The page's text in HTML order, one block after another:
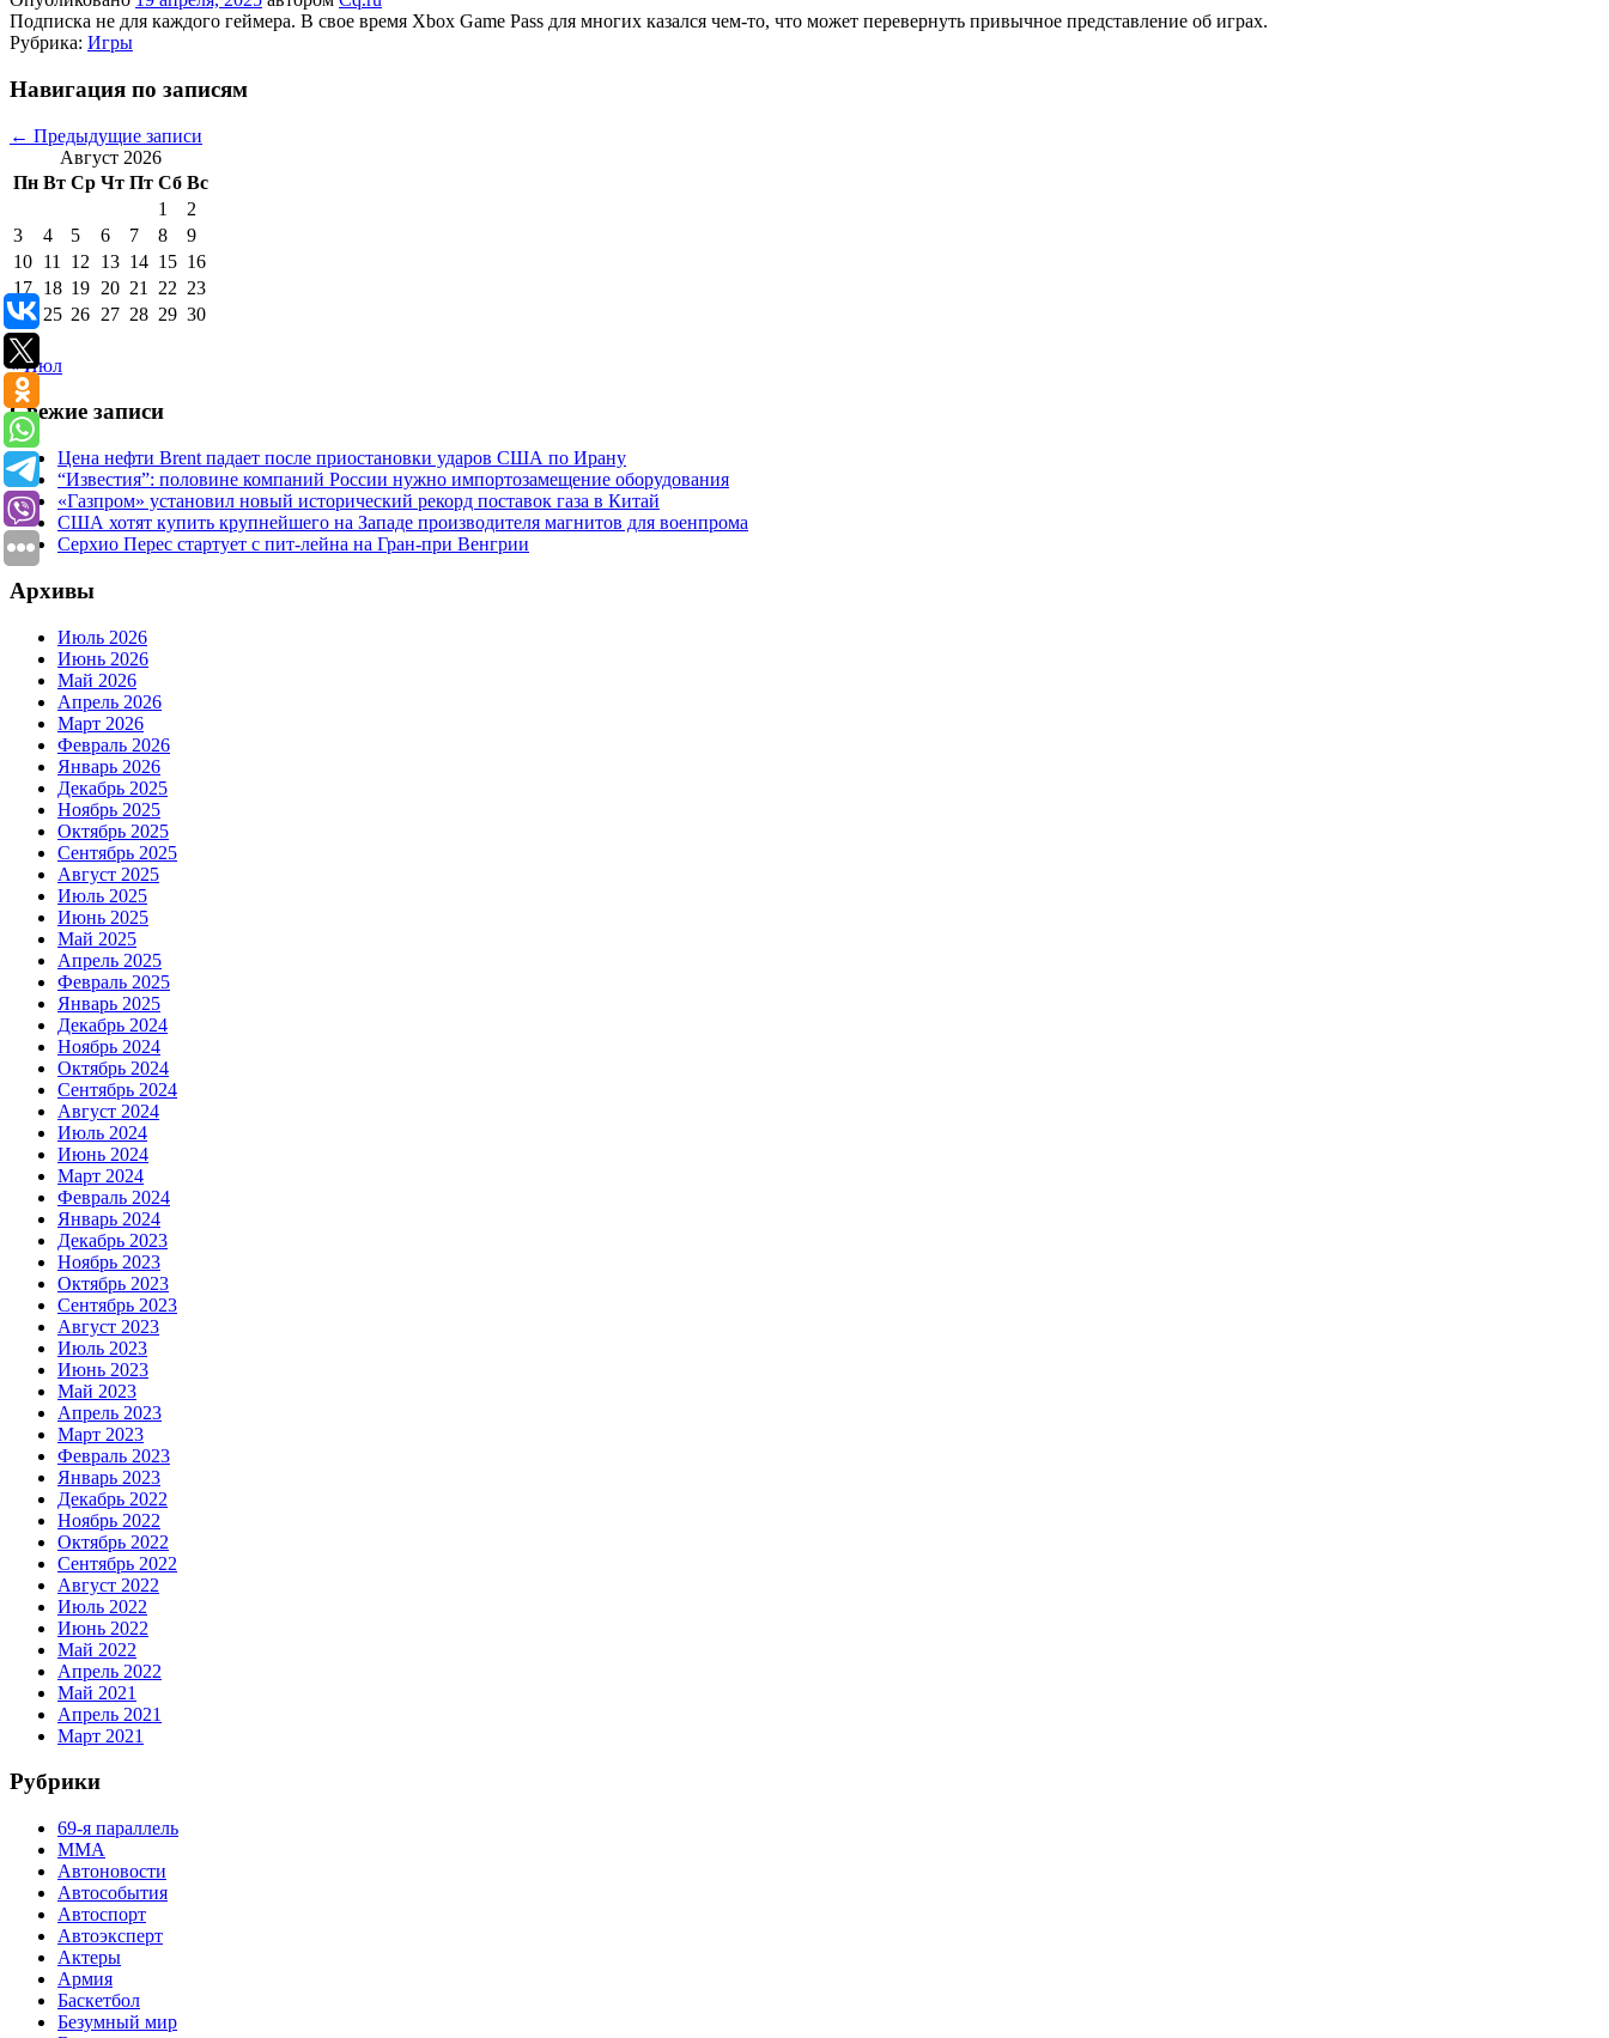
Подписка не для каждого геймера. В свое время Xbox Game Pass для многих казался чем-то, что может перевернуть привычное представление об играх.
Рубрика: Игры
Навигация по записям
← Предыдущие записи
Август 2026
Пн Вт Ср Чт Пт Сб Вс
1
2
3
4 5 6 7 8
9
10 11 12 13 14 15 16
17 18 19 20 21 22 23
24 25 26 27 28 29 30
31
« Июл
Свежие записи
Цена нефти Brent падает после приостановки ударов США по Ирану
“Известия”: половине компаний России нужно импортозамещение оборудования
«Газпром» установил новый исторический рекорд поставок газа в Китай
США хотят купить крупнейшего на Западе производителя магнитов для военпрома
Серхио Перес стартует с пит-лейна на Гран-при Венгрии
Архивы
Июль 2026
Июнь 2026
Май 2026
Апрель 2026
Март 2026
Февраль 2026
Январь 2026
Декабрь 2025
Ноябрь 2025
Октябрь 2025
Сентябрь 2025
Август 2025
Июль 2025
Июнь 2025
Май 2025
Апрель 2025
Февраль 2025
Январь 2025
Декабрь 2024
Ноябрь 2024
Октябрь 2024
Сентябрь 2024
Август 2024
Июль 2024
Июнь 2024
Март 2024
Февраль 2024
Январь 2024
Декабрь 2023
Ноябрь 2023
Октябрь 2023
Сентябрь 2023
Август 2023
Июль 2023
Июнь 2023
Май 2023
Апрель 2023
Март 2023
Февраль 2023
Январь 2023
Декабрь 2022
Ноябрь 2022
Октябрь 2022
Сентябрь 2022
Август 2022
Июль 2022
Июнь 2022
Май 2022
Апрель 2022
Май 2021
Апрель 2021
Март 2021
Рубрики
69-я параллель
MMA
Автоновости
Автособытия
Автоспорт
Автоэксперт
Актеры
Армия
Баскетбол
Безумный мир